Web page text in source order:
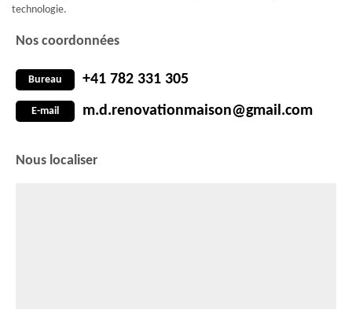
technologie.
Nos coordonnées
Bureau +41 782 331 305
E-mail m.d.renovationmaison@gmail.com
Nous localiser